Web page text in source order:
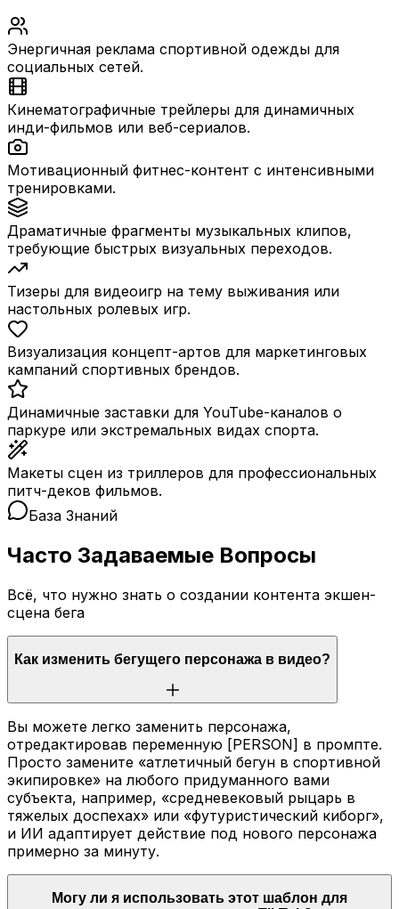
Энергичная реклама спортивной одежды для
социальных сетей.
Кинематографичные трейлеры для динамичных
инди-фильмов или веб-сериалов.
Мотивационный фитнес-контент с интенсивными
тренировками.
Драматичные фрагменты музыкальных клипов,
требующие быстрых визуальных переходов.
Тизеры для видеоигр на тему выживания или
настольных ролевых игр.
Визуализация концепт-артов для маркетинговых
кампаний спортивных брендов.
Динамичные заставки для YouTube-каналов о
паркуре или экстремальных видах спорта.
Макеты сцен из триллеров для профессиональных
питч-деков фильмов.
База Знаний
Часто Задаваемые Вопросы
Всё, что нужно знать о создании контента экшен-
сцена бега
Как изменить бегущего персонажа в видео?
Вы можете легко заменить персонажа,
отредактировав переменную [PERSON] в промпте.
Просто замените «атлетичный бегун в спортивной
экипировке» на любого придуманного вами
субъекта, например, «средневековый рыцарь в
тяжелых доспехах» или «футуристический киборг»,
и ИИ адаптирует действие под нового персонажа
примерно за минуту.
Могу ли я использовать этот шаблон для